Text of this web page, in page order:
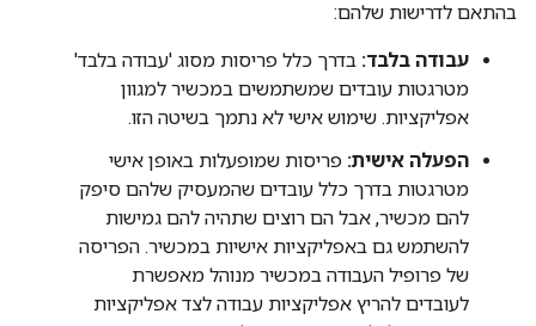
בהתאם לדרישות שלהם:
עבודה בלבד: בדרך כלל פריסות מסוג 'עבודה בלבד'
מטרגטות עובדים שמשתמשים במכשיר למגוון
אפליקציות. שימוש אישי לא נתמך בשיטה הזו.
הפעלה אישית: פריסות שמופעלות באופן אישי
מטרגטות בדרך כלל עובדים שהמעסיק שלהם סיפק
להם מכשיר, אבל הם רוצים שתהיה להם גמישות
להשתמש גם באפליקציות אישיות במכשיר. הפריסה
של פרופיל העבודה במכשיר מנוהל מאפשרת
לעובדים להריץ אפליקציות עבודה לצד אפליקציות